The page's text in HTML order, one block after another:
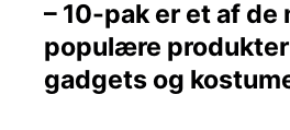
– 10-pak er et af de
populære
gadgets og